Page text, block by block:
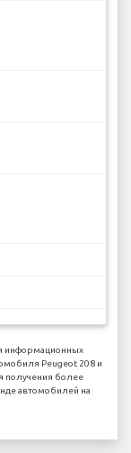
информационных
Peugeot 208 и
получения более
автомобилей на